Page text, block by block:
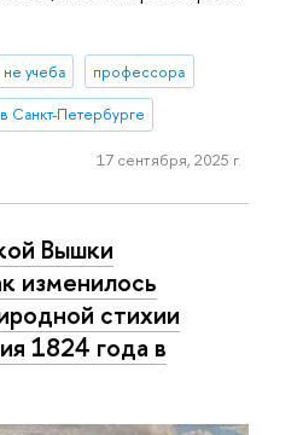
не учеба профессора
Петербурге
17 сентября, 2025 г.
Вышки
изменилось
стихии
1824 года в